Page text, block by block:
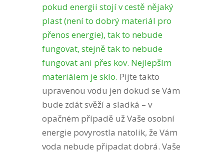
pokud energii stojí v cestě nějaký
plast (není to dobrý materiál pro
přenos energie), tak to nebude
fungovat, stejně tak to nebude
fungovat ani přes kov. Nejlepším
materiálem je sklo. Pijte takto
upravenou vodu jen dokud se Vám
bude zdát svěží a sladká – v
opačném případě už Vaše osobní
energie povyrostla natolik, že Vám
voda nebude připadat dobrá. Vaše